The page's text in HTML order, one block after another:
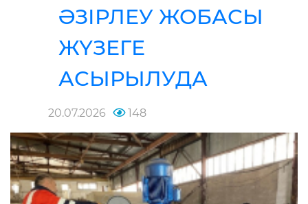
ӘЗІРЛЕУ ЖОБАСЫ
ЖҮЗЕГЕ
АСЫРЫЛУДА
20.07.2026 148